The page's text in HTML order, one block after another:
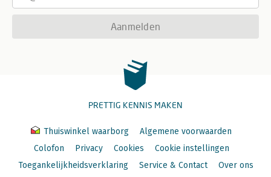
Aanmelden
PRETTIG KENNIS MAKEN
Thuiswinkel waarborg
Algemene voorwaarden
Colofon
Privacy Cookies
Cookie instellingen
Toegankelijkheidsverklaring
Service & Contact Over ons